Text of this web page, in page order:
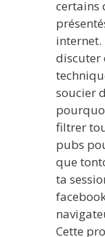
certains
internet.
discuter
soucier
filtrer
pubs
que
ta
Cette